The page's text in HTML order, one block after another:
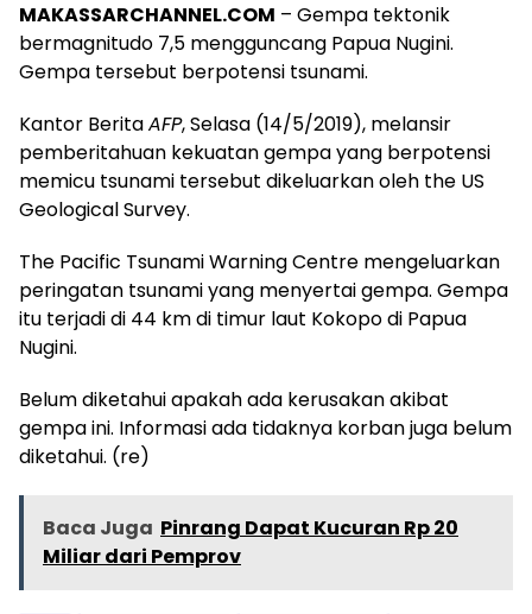
MAKASSARCHANNEL.COM – Gempa tektonik
bermagnitudo 7,5 mengguncang Papua Nugini.
Gempa tersebut berpotensi tsunami.
Kantor BeritaAFP, Selasa (14/5/2019), melansir
pemberitahuan kekuatan gempa yang berpotensi
memicu tsunami tersebut dikeluarkan oleh the US
Geological Survey.
The Pacific Tsunami Warning Centre mengeluarkan
peringatan tsunami yang menyertai gempa. Gempa
itu terjadi di 44 km di timur laut Kokopo di Papua
Nugini.
Belum diketahui apakah ada kerusakan akibat
gempa ini. Informasi ada tidaknya korban juga belum
diketahui. (re)
Baca Juga Pinrang Dapat Kucuran Rp 20
Miliar dari Pemprov